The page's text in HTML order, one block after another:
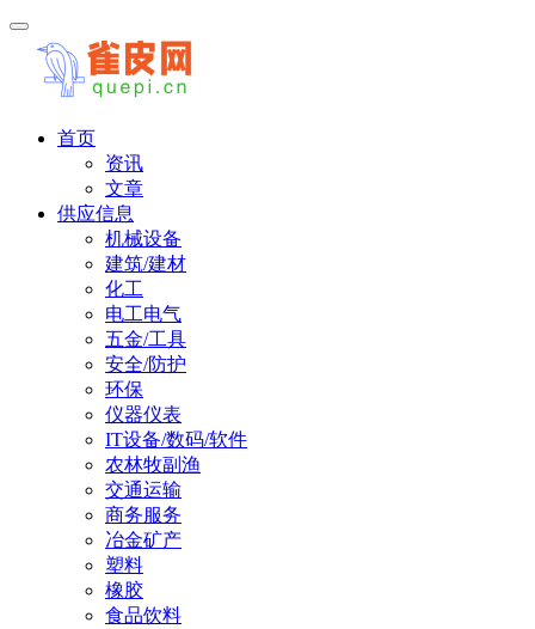
首页
资讯
文章
供应信息
机械设备
建筑/建材
化工
电工电气
五金/工具
安全/防护
环保
仪器仪表
IT设备/数码/软件
农林牧副渔
交通运输
商务服务
冶金矿产
塑料
橡胶
食品饮料